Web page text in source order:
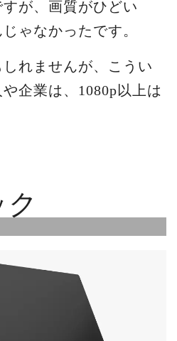
が、画質がひどい
ゃなかったです。
れませんが、こうい
企業は、1080p以上は